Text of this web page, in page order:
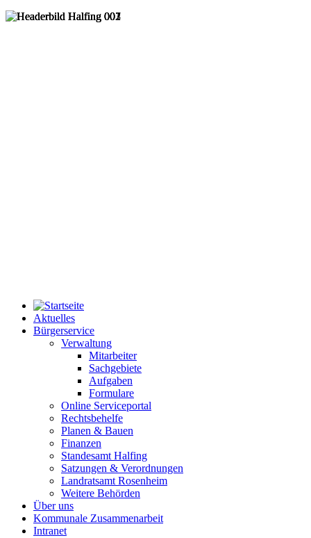
Aktuelles
Bürgerservice
Verwaltung
Mitarbeiter
Sachgebiete
Aufgaben
Formulare
Online Serviceportal
Rechtsbehelfe
Planen & Bauen
Finanzen
Standesamt Halfing
Satzungen & Verordnungen
Landratsamt Rosenheim
Weitere Behörden
Über uns
Kommunale Zusammenarbeit
Intranet